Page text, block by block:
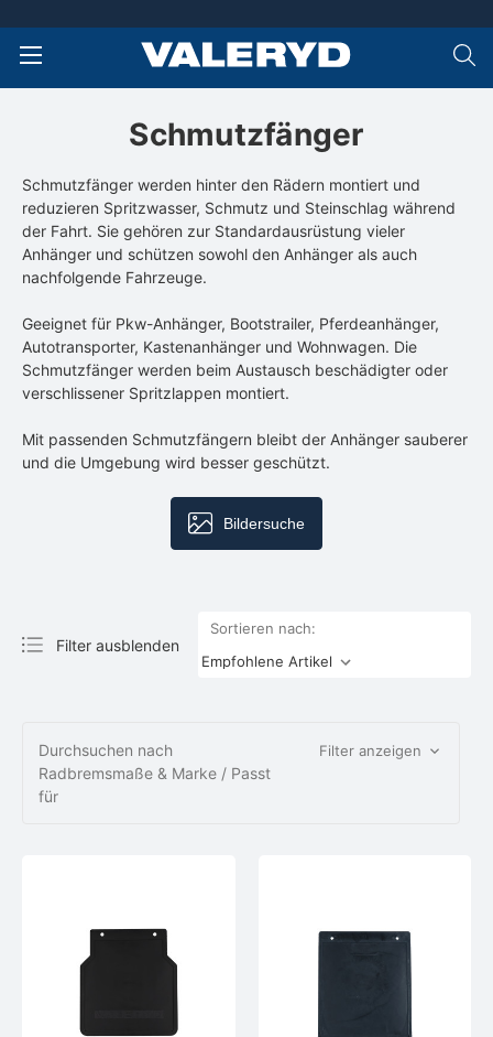
Schmutzfänger
Schmutzfänger werden hinter den Rädern montiert und
reduzieren Spritzwasser, Schmutz und Steinschlag während
der Fahrt. Sie gehören zur Standardausrüstung vieler
Anhänger und schützen sowohl den Anhänger als auch
nachfolgende Fahrzeuge.
Geeignet für Pkw-Anhänger, Bootstrailer, Pferdeanhänger,
Autotransporter, Kastenanhänger und Wohnwagen. Die
Schmutzfänger werden beim Austausch beschädigter oder
verschlissener Spritzlappen montiert.
Mit passenden Schmutzfängern bleibt der Anhänger sauberer
und die Umgebung wird besser geschützt.
Bildersuche
Filter ausblenden
Sortieren nach:
Durchsuchen nach
Radbremsmaße & Marke / Passt
für
Filter anzeigen